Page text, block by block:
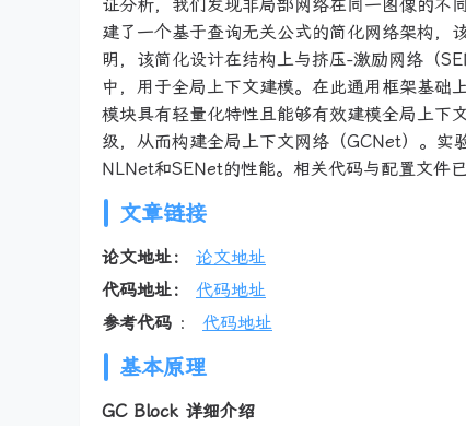
证分析，我们发现非局部网络在同一图像的不
建了一个基于查询无关公式的简化网络架构，
明，该简化设计在结构上与挤压-激励网络（
中，用于全局上下文建模。在此通用框架基础
模块具有轻量化特性且能够有效建模全局上下
级，从而构建全局上下文网络（GCNet）。
NLNet和SENet的性能。相关代码与配置文件已
文章链接
论文地址：
论文地址
代码地址：
代码地址
参考代码 ： 代码地址
基本原理
GC Block 详细介绍